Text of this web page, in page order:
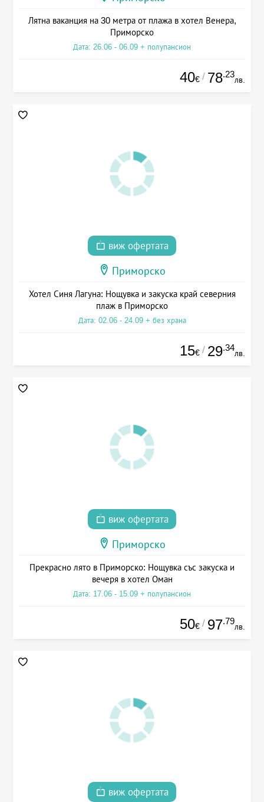
Лятна ваканция на 30 метра от плажа в хотел Венера,
Приморско
Дата: 26.06 - 06.09 + полупансион
40€ / 78.23
лв.
виж офертата
Приморско
Хотел Синя Лагуна: Нощувка и закуска край северния
плаж в Приморско
Дата: 02.06 - 24.09 + без храна
15€ / 29.34
лв.
виж офертата
Приморско
Прекрасно лято в Приморско: Нощувка със закуска и
вечеря в хотел Оман
Дата: 17.06 - 15.09 + полупансион
50€ / 97.79
лв.
виж офертата